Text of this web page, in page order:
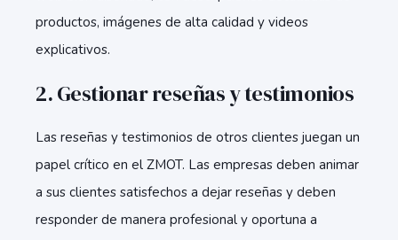
productos, imágenes de alta calidad y videos
explicativos.
2.Gestionar reseñas y testimonios
Las reseñas y testimonios de otros clientes juegan un
papel crítico en el ZMOT. Las empresas deben animar
a sus clientes satisfechos a dejar reseñas y deben
responder de manera profesional y oportuna a